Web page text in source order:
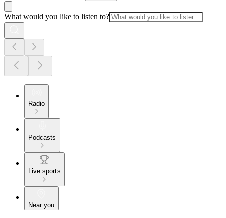
What would you like to listen to?
Radio
Podcasts
Live sports
Near you